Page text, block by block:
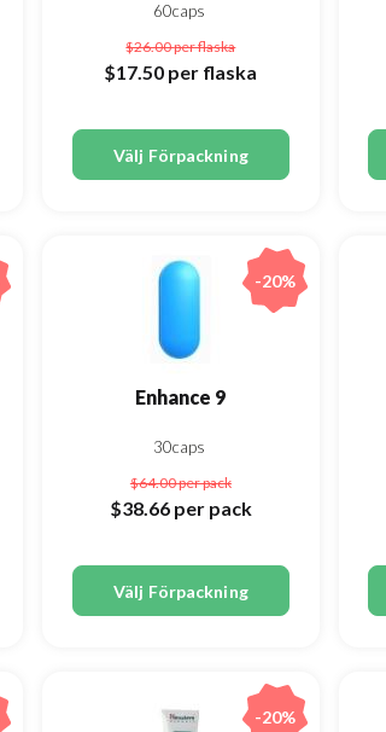
60caps
$26.00per flaska
$17.50 per flaska
Välj Förpackning
Enhance 9
30caps
$64.00per pack
$38.66 per pack
Välj Förpackning
-20%
-20%